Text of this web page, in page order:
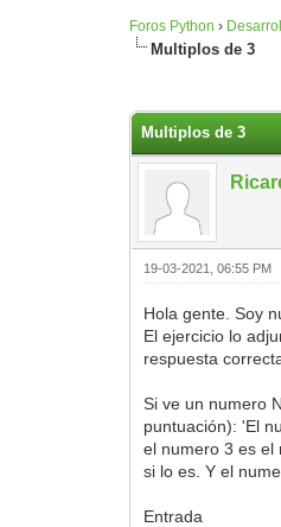
Foros Python ›
Multiplos de 3
Multiplos de 3
19-03-2021, 06:55 PM
Hola gente. Soy
El ejercicio lo
respuesta
Si ve un numero
puntuación): 'El
el numero 3 es el
si lo es. Y el
Entrada